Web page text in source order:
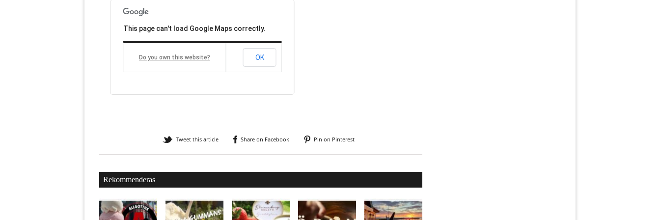
This page can't load Google Maps correctly.
Do you own this website? OK
Tweet this article Share on Facebook Pin on Pinterest
Rekommenderas